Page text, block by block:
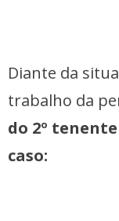
Diante da
trabalho da
do 2º
caso: